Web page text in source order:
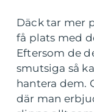
Däck tar mer
få plats med
Eftersom de
smutsiga så
hantera dem.
där man